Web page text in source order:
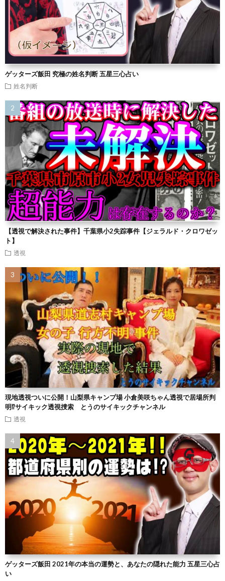
ゲッターズ飯田 究極の姓名判断 五星三心占い
姓名判断
【透視で解決された事件】千葉県小2失踪事件【ジェラルド・クロワゼッ
ト】
透視
現地透視ついに公開！山梨県キャンプ場 小倉美咲ちゃん透視で居場所判
明⁉︎サイキック透視捜索 とうのサイキックチャンネル
透視
ゲッターズ飯田 2021年の本当の運勢と、あなたの隠れた能力 五星三心占
い